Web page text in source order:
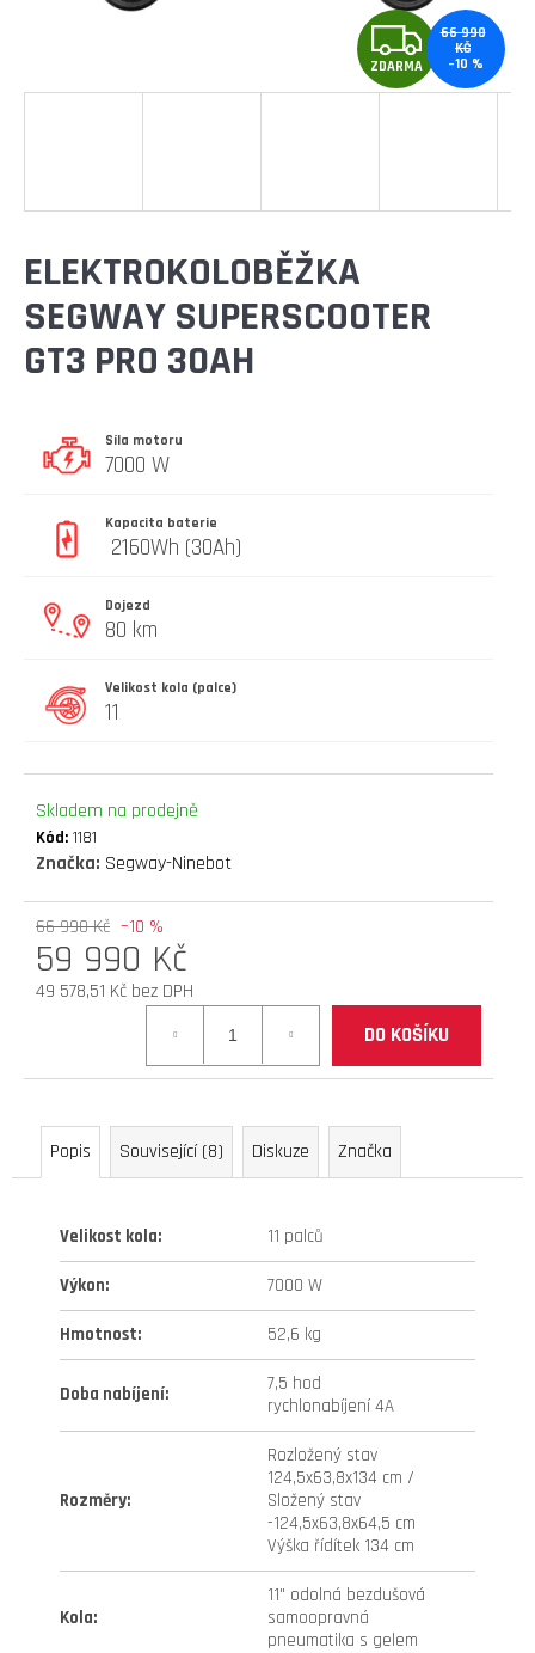
ELEKTROKOLOBĚŽKA
SEGWAY SUPERSCOOTER
GT3 PRO 30AH
Síla motoru
7000 W
Kapacita baterie
2160Wh (30Ah)
Dojezd
80 km
Velikost kola (palce)
11
Skladem na prodejně
Kód: 1181
Značka: Segway-Ninebot
66 990 Kč –10 %
59 990 Kč
49 578,51 Kč bez DPH
DO KOŠÍKU
Z
D
A
ZDARMA
66 990
KČ
–10 %
Popis Související (8) Diskuze Značka
Velikost kola: 11 palců
Výkon: 7000 W
Hmotnost: 52,6 kg
Doba nabíjení:
7,5 hod
rychlonabíjení 4A
Rozměry:
Rozložený stav
124,5x63,8x134 cm /
Složený stav
-124,5x63,8x64,5 cm
Výška řídítek 134 cm
Kola:
11" odolná bezdušová
samoopravná
pneumatika s gelem
E
J
T
?
HLEDAT
J
M
náhradní
duše
10
ventilek
zesílená)
Původně: